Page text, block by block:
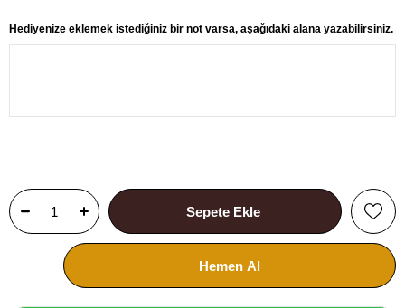
Hediyenize eklemek istediğiniz bir not varsa, aşağıdaki alana yazabilirsiniz.